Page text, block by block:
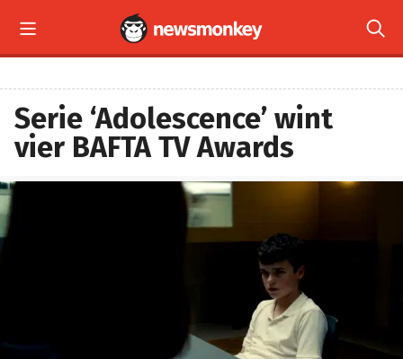
 
Serie ‘Adolescence’ wint
vier BAFTA TV Awards